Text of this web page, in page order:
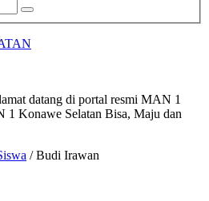
datang di portal resmi MAN 1
1 Konawe Selatan Bisa, Maju dan
/Budi Irawan